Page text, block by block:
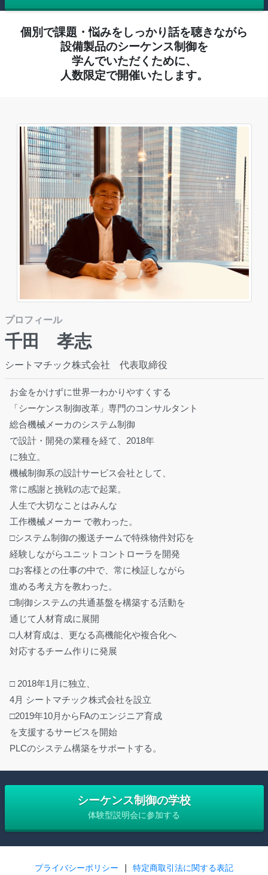
個別で課題・悩みをしっかり話を聴きながら
設備製品のシーケンス制御を
学んでいただくために、
人数限定で開催いたします。
プロフィール
千田 孝志
シートマチック株式会社 代表取締役
お金をかけずに世界一わかりやすくする
「シーケンス制御改革」専門のコンサルタント
総合機械メーカのシステム制御
で設計・開発の業種を経て、2018年
に独立。
機械制御系の設計サービス会社として、
常に感謝と挑戦の志で起業。
人生で大切なことはみんな
工作機械メーカー で教わった。
□システム制御の搬送チームで特殊物件対応を
経験しながらユニットコントローラを開発
□お客様との仕事の中で、常に検証しながら
進める考え方を教わった。
□制御システムの共通基盤を構築する活動を
通じて人材育成に展開
□人材育成は、更なる高機能化や複合化へ
対応するチーム作りに発展
□ 2018年1月に独立、
4月 シートマチック株式会社を設立
□2019年10月からFAのエンジニア育成
を支援するサービスを開始
PLCのシステム構築をサポートする。
シーケンス制御の学校
体験型説明会に参加する
プライバシーポリシー 特定商取引法に関する表記